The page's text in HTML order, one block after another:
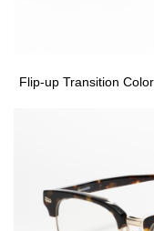
Flip-up Transition